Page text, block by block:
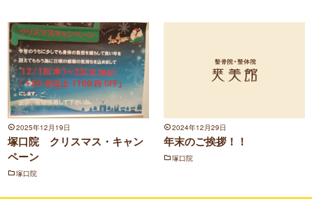
2025年12月19日
塚口院 クリスマス・キャン
ペーン
塚口院
2024年12月29日
年末のご挨拶！！
塚口院